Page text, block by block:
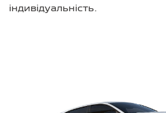
індивідуальність.